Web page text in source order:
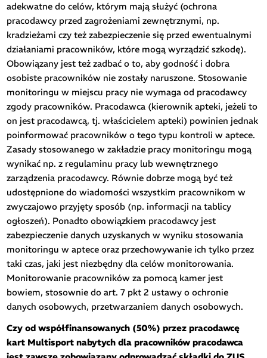
adekwatne do celów, którym mają służyć (ochrona
pracodawcy przed zagrożeniami zewnętrznymi, np.
kradzieżami czy też zabezpieczenie się przed ewentualnymi
działaniami pracowników, które mogą wyrządzić szkodę).
Obowiązany jest też zadbać o to, aby godność i dobra
osobiste pracowników nie zostały naruszone. Stosowanie
monitoringu w miejscu pracy nie wymaga od pracodawcy
zgody pracowników. Pracodawca (kierownik apteki, jeżeli to
on jest pracodawcą, tj. właścicielem apteki) powinien jednak
poinformować pracowników o tego typu kontroli w aptece.
Zasady stosowanego w zakładzie pracy monitoringu mogą
wynikać np. z regulaminu pracy lub wewnętrznego
zarządzenia pracodawcy. Równie dobrze mogą być też
udostępnione do wiadomości wszystkim pracownikom w
zwyczajowo przyjęty sposób (np. informacji na tablicy
ogłoszeń). Ponadto obowiązkiem pracodawcy jest
zabezpieczenie danych uzyskanych w wyniku stosowania
monitoringu w aptece oraz przechowywanie ich tylko przez
taki czas, jaki jest niezbędny dla celów monitorowania.
Monitorowanie pracowników za pomocą kamer jest
bowiem, stosownie do art. 7 pkt 2 ustawy o ochronie
danych osobowych, przetwarzaniem danych osobowych.
Czy od współfinansowanych (50%) przez pracodawcę
kart Multisport nabytych dla pracowników pracodawca